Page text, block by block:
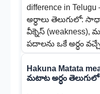
difference in
అర్ధాలు తెలుగులో:
వీక్నెస్ (weakness),
పదాలను ఒకే అర్ధం
Hakuna Matata
మటాట అర్ధం తెలుగులో